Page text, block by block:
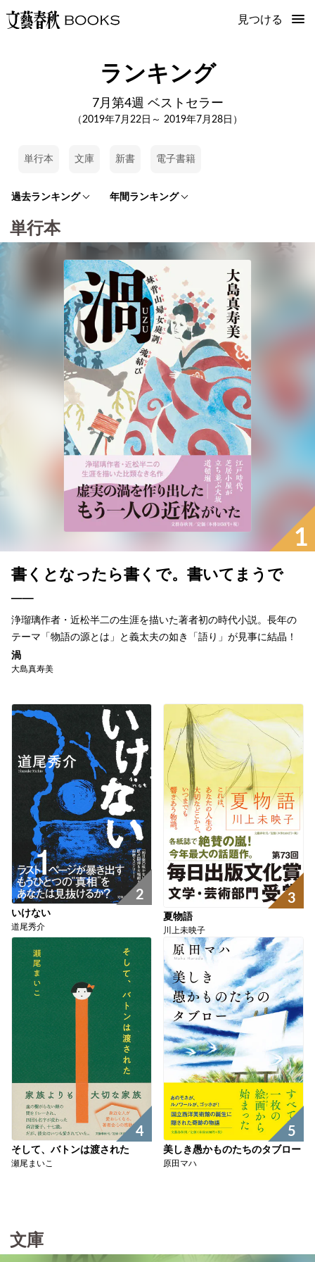
見つける
ランキング
7月第4週 ベストセラー
（2019年7月22日～ 2019年7月28日）
単行本 文庫 新書 電子書籍
過去ランキング 年間ランキング
単行本
1
書くとなったら書くで。書いてまうで
──
浄瑠璃作者・近松半二の生涯を描いた著者初の時代小説。長年の
テーマ「物語の源とは」と義太夫の如き「語り」が見事に結晶！
渦
大島真寿美
2
いけない
道尾秀介
3
夏物語
川上未映子
4
そして、バトンは渡された
瀬尾まいこ
5
美しき愚かものたちのタブロー
原田マハ
文庫